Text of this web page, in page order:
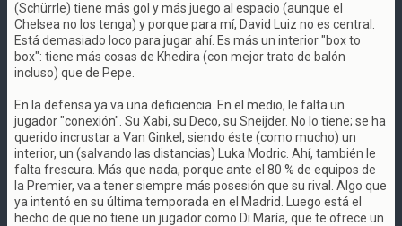
(Schürrle) tiene más gol y más juego al espacio (aunque el
Chelsea no los tenga) y porque para mí, David Luiz no es central.
Está demasiado loco para jugar ahí. Es más un interior "box to
box": tiene más cosas de Khedira (con mejor trato de balón
incluso) que de Pepe.
En la defensa ya va una deficiencia. En el medio, le falta un
jugador "conexión". Su Xabi, su Deco, su Sneijder. No lo tiene; se ha
querido incrustar a Van Ginkel, siendo éste (como mucho) un
interior, un (salvando las distancias) Luka Modric. Ahí, también le
falta frescura. Más que nada, porque ante el 80 % de equipos de
la Premier, va a tener siempre más posesión que su rival. Algo que
ya intentó en su última temporada en el Madrid. Luego está el
hecho de que no tiene un jugador como Di María, que te ofrece un